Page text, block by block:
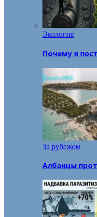
Экология
Почему я
За рубежом
Албанцы